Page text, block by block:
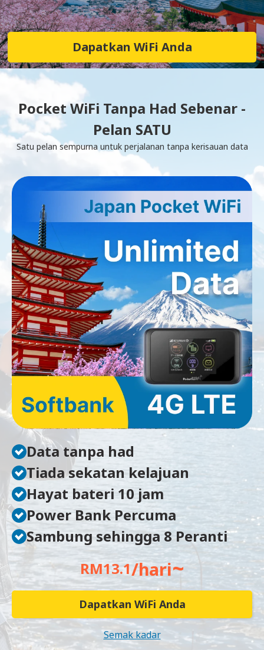
Dapatkan WiFi Anda
Pocket WiFi Tanpa Had Sebenar -
Pelan SATU
Satu pelan sempurna untuk perjalanan tanpa kerisauan data
Data tanpa had
Tiada sekatan kelajuan
Hayat bateri 10 jam
Power Bank Percuma
Sambung sehingga 8 Peranti
RM13.1/hari~
Dapatkan WiFi Anda
Semak kadar